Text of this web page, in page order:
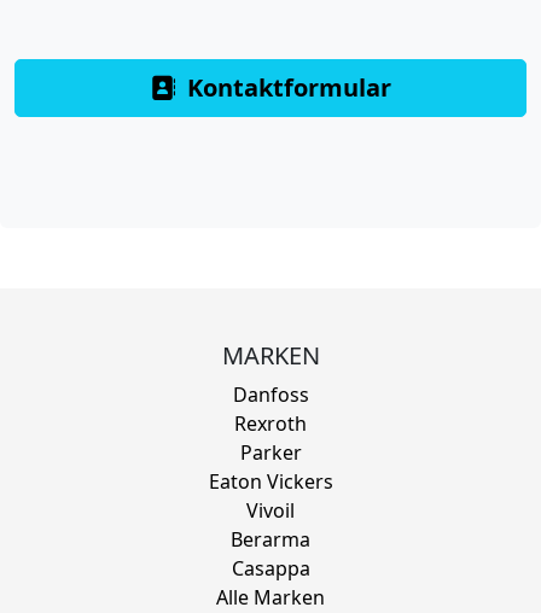
Kontaktformular
MARKEN
Danfoss
Rexroth
Parker
Eaton Vickers
Vivoil
Berarma
Casappa
Alle Marken